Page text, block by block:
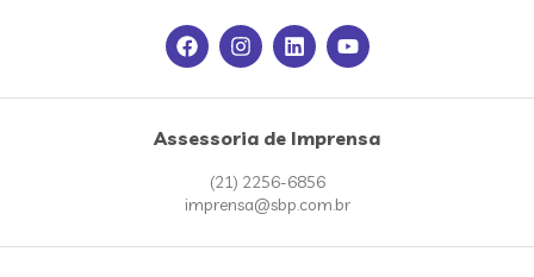
Assessoria de Imprensa
(21) 2256-6856
imprensa@sbp.com.br